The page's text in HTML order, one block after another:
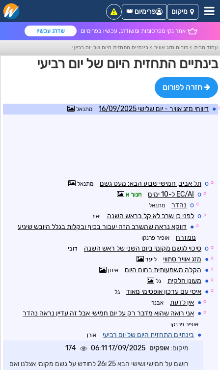
אתר נקי מפרסומות ומשודרג, עכשיו בפרימיום שדרג עכשיו
מיקום פרימיום 👑
עמוד הבית > פורום מזג אוויר > בינתיים התחזית היום של יום רביעי
בינתיים התחזית היום של יום רביעי
חזרה לפורום
● דיווחי מזג אוויר - יום שלישי 16/09/2025 מתנאל
☼
o תל אביב, חמישי שבוע הבא: מעט גשם מתנאל
☼
o EC/AI ל-10 ימים חנוך א
☼
o נהדר מתנאל
☼
o לפני כן שרב לא קל בראש השנה יאיר
☼
● דווקא נראה שהשרב הזה יעבור בכיף ובקלות בגלל היובש שיגיע
ממזרח
אופיר פרנקו
☼
o סיכוי לגשם מקומי ביום השני של ראש השנה דובי
☼
● מזג אוויר סתווי ליעד
☼
● הקלה משמעותית בחום היום איתן
☼
● מעונן חלקית גל
☼
● איסי עם עדכון אופטימי מאוד גל
☼
● אין לדעת אבנר
☼
● אני רואה שהוא מדבר רק על יום חמישי אבל זה עדיין נראה נהדר
אופיר פרנקו
● בינתיים התחזית היום של יום רביעי אורן
מיקום: אופקים 17/09/2025 06:11
174
רושם על חמישי ושישי הבא 25 ו26 לחודש על גשם מקומי אצלנו ואם